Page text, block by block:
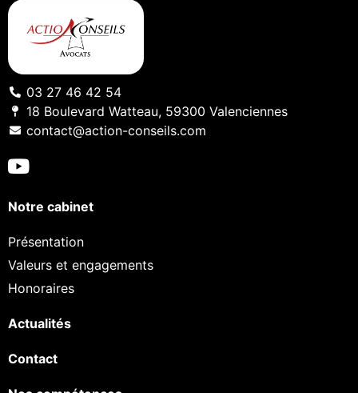
03 27 46 42 54
18 Boulevard Watteau, 59300 Valenciennes
contact@action-conseils.com
Notre cabinet
Présentation
Valeurs et engagements
Honoraires
Actualités
Contact